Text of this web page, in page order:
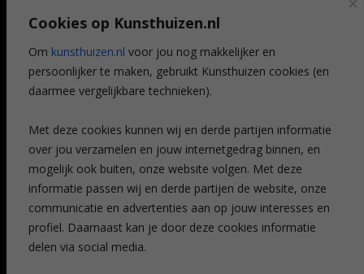
Cookies op Kunsthuizen.nl
Om kunsthuizen.nl voor jou nog makkelijker en
persoonlijker te maken, gebruikt Kunsthuizen cookies (en
daarmee vergelijkbare technieken).
Met deze cookies kunnen wij en derde partijen informatie
over jou verzamelen en jouw internetgedrag binnen, en
mogelijk ook buiten, onze website volgen. Met deze
informatie passen wij en derde partijen de website, onze
communicatie en advertenties aan op jouw interesses en
profiel. Daarnaast kan je door deze cookies informatie
delen via social media.
Voordelen
Veelgestelde vragen
CONTACT
Leiden
Amsterdam
Breda
Favorieten
Mijn art alert
NIEUWSBRIEF